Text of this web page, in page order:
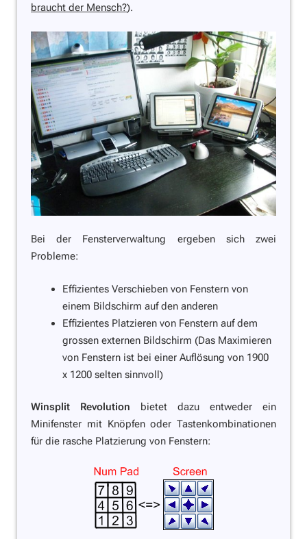
braucht der Mensch?).
Bei der Fensterverwaltung ergeben sich zwei
Probleme:
Effizientes Verschieben von Fenstern von
einem Bildschirm auf den anderen
Effizientes Platzieren von Fenstern auf dem
grossen externen Bildschirm (Das Maximieren
von Fenstern ist bei einer Auflösung von 1900
x 1200 selten sinnvoll)
Winsplit Revolution bietet dazu entweder ein
Minifenster mit Knöpfen oder Tastenkombinationen
für die rasche Platzierung von Fenstern: